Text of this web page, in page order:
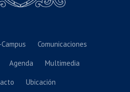
Comunicaciones
Agenda Multimedia
Ubicación